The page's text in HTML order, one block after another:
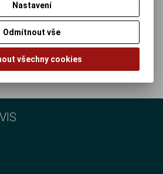
a buďte informováni o novinkách,
Nastavení
Odmítnout vše
všechny cookies